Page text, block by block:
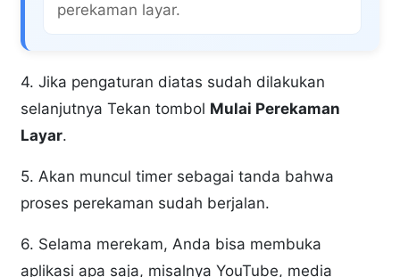
perekaman layar.
4. Jika pengaturan diatas sudah dilakukan
selanjutnya Tekan tombol Mulai Perekaman
Layar.
5. Akan muncul timer sebagai tanda bahwa
proses perekaman sudah berjalan.
6. Selama merekam, Anda bisa membuka
aplikasi apa saja, misalnya YouTube, media